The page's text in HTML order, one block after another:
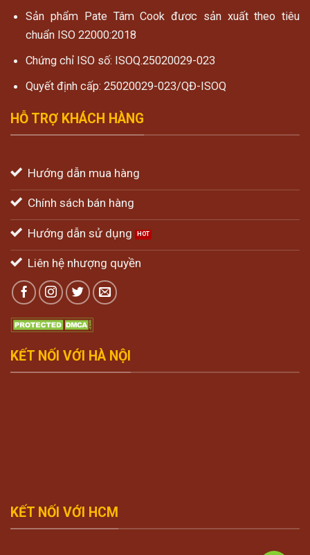
Sản phẩm Pate Tâm Cook đươc sản xuất theo tiêu
chuẩn ISO 22000:2018
Chứng chỉ ISO số: ISOQ.25020029-023
Quyết định cấp: 25020029-023/QĐ-ISOQ
HỖ TRỢ KHÁCH HÀNG
Hướng dẫn mua hàng
Chính sách bán hàng
Hướng dẫn sử dụng
Liên hệ nhượng quyền
KẾT NỐI VỚI HÀ NỘI
KẾT NỐI VỚI HCM